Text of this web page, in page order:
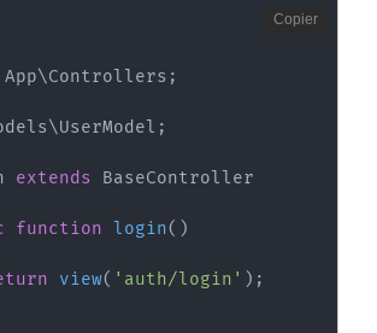
App\Controllers ;
\UserModel ;
extends
BaseController
function login( )
view( 'auth/login' ) ;
Copier